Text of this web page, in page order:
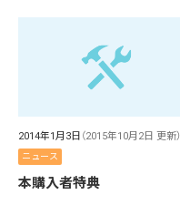
2014年1月3日 （2015年10月2日 更新）
ニュース
本購入者特典